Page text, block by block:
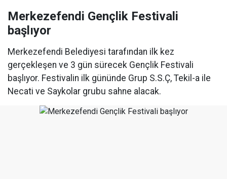
Merkezefendi Gençlik Festivali
başlıyor
Merkezefendi Belediyesi tarafından ilk kez
gerçekleşen ve 3 gün sürecek Gençlik Festivali
başlıyor. Festivalin ilk gününde Grup S.S.Ç, Tekil-a ile
Necati ve Saykolar grubu sahne alacak.